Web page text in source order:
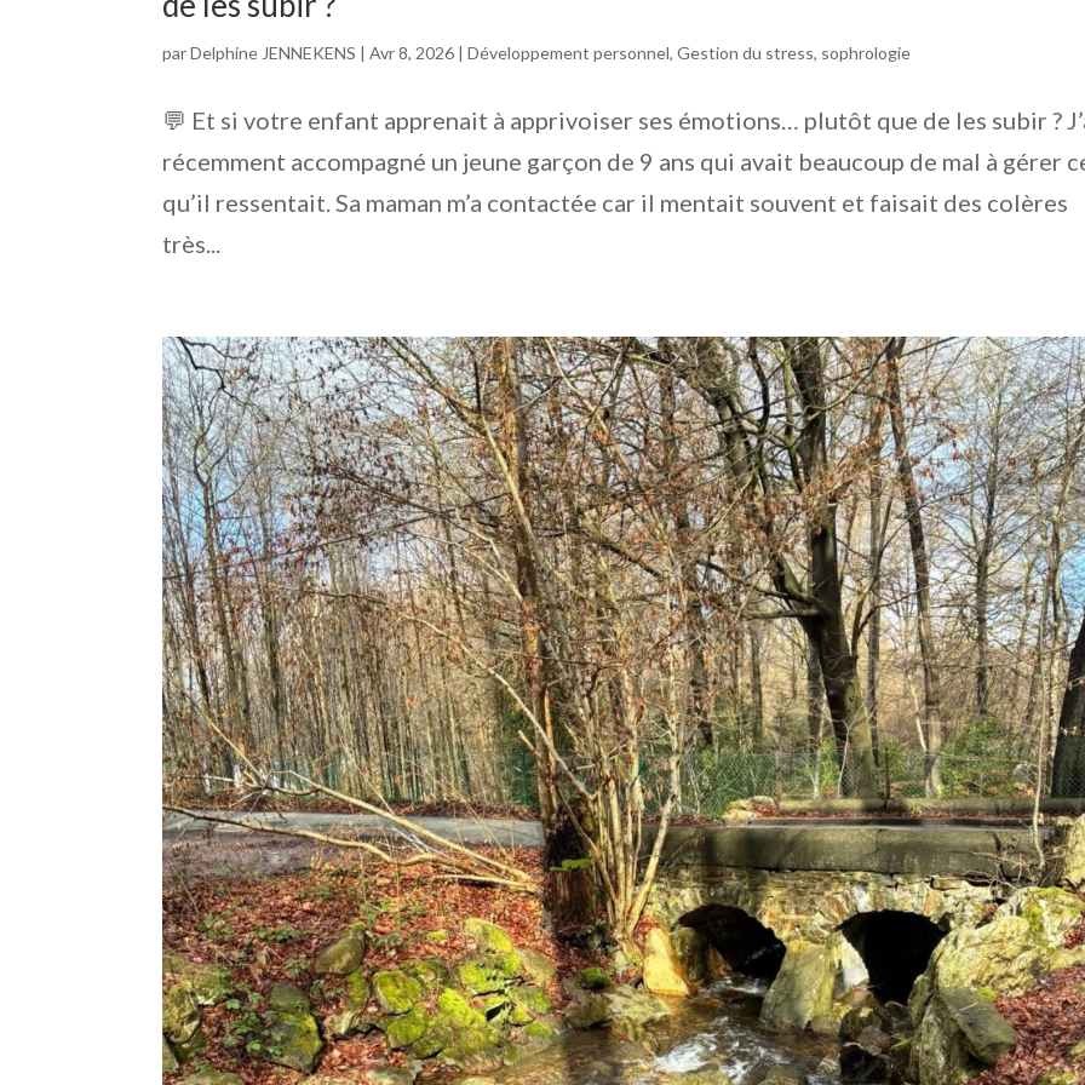
parDelphine JENNEKENS |Avr 8, 2026 |Développement personnel,Gestion du stress, sophrologie
💬 Et si votre enfant apprenait à apprivoiser ses émotions… plutôt que de les subir ?
récemment accompagné un jeune garçon de 9 ans qui avait beaucoup de mal à gérer
qu’il ressentait. Sa maman m’a contactée car il mentait souvent et faisait des colères
très...